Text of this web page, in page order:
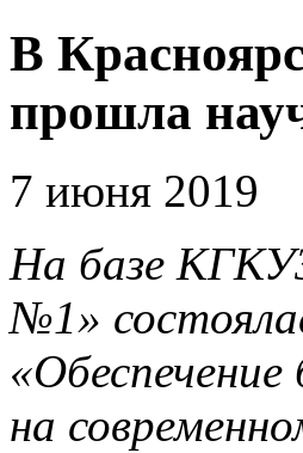
В
прошла
7 июня 2019
На базе
№1»
на